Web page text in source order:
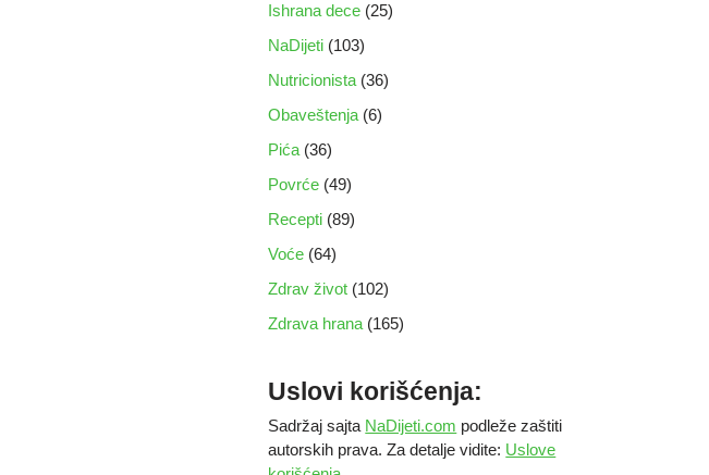
Ishrana dece (25)
NaDijeti (103)
Nutricionista(36)
Obaveštenja(6)
Pića(36)
Povrće (49)
Recepti (89)
Voće (64)
Zdrav život (102)
Zdrava hrana(165)
Uslovi korišćenja:
Sadržaj sajta NaDijeti.com podleže zaštiti
autorskih prava. Za detalje vidite: Uslove